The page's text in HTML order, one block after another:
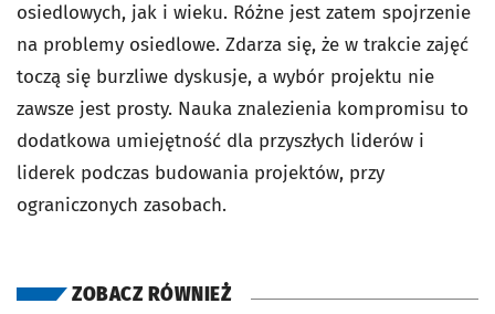
osiedlowych, jak i wieku. Różne jest zatem spojrzenie
na problemy osiedlowe. Zdarza się, że w trakcie zajęć
toczą się burzliwe dyskusje, a wybór projektu nie
zawsze jest prosty. Nauka znalezienia kompromisu to
dodatkowa umiejętność dla przyszłych liderów i
liderek podczas budowania projektów, przy
ograniczonych zasobach.
ZOBACZ RÓWNIEŻ